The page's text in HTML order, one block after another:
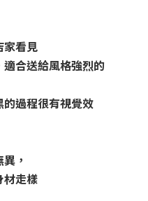
家看見
合送給風格強烈的
過程很有視覺效
，
材走樣